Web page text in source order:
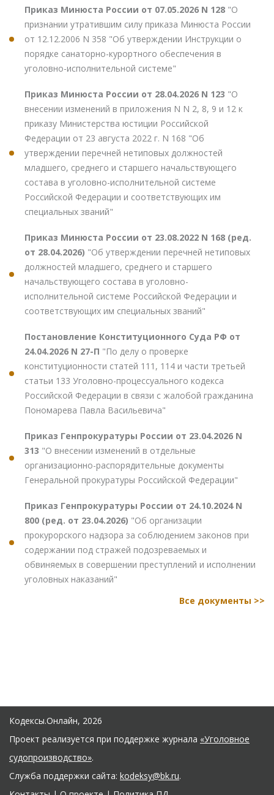
Приказ Минюста России от 07.05.2026 N 128 "О
признании утратившим силу приказа Минюста России
от 12.12.2006 N 358 "Об утверждении Инструкции о
порядке санаторно-курортного обеспечения в
уголовно-исполнительной системе"
Приказ Минюста России от 28.04.2026 N 123 "О
внесении изменений в приложения N N 2, 8, 9 и 12 к
приказу Министерства юстиции Российской
Федерации от 23 августа 2022 г. N 168 "Об
утверждении перечней нетиповых должностей
младшего, среднего и старшего начальствующего
состава в уголовно-исполнительной системе
Российской Федерации и соответствующих им
специальных званий"
Приказ Минюста России от 23.08.2022 N 168 (ред.
от 28.04.2026) "Об утверждении перечней нетиповых
должностей младшего, среднего и старшего
начальствующего состава в уголовно-
исполнительной системе Российской Федерации и
соответствующих им специальных званий"
Постановление Конституционного Суда РФ от
24.04.2026 N 27-П "По делу о проверке
конституционности статей 111, 114 и части третьей
статьи 133 Уголовно-процессуального кодекса
Российской Федерации в связи с жалобой гражданина
Пономарева Павла Васильевича"
Приказ Генпрокуратуры России от 23.04.2026 N
313 "О внесении изменений в отдельные
организационно-распорядительные документы
Генеральной прокуратуры Российской Федерации"
Приказ Генпрокуратуры России от 24.10.2024 N
800 (ред. от 23.04.2026) "Об организации
прокурорского надзора за соблюдением законов при
содержании под стражей подозреваемых и
обвиняемых в совершении преступлений и исполнении
уголовных наказаний"
Все документы >>
Кодексы.Онлайн, 2026
Проект реализуется при поддержке журнала «Уголовное
судопроизводство».
Служба поддержки сайта: kodeksy@bk.ru.